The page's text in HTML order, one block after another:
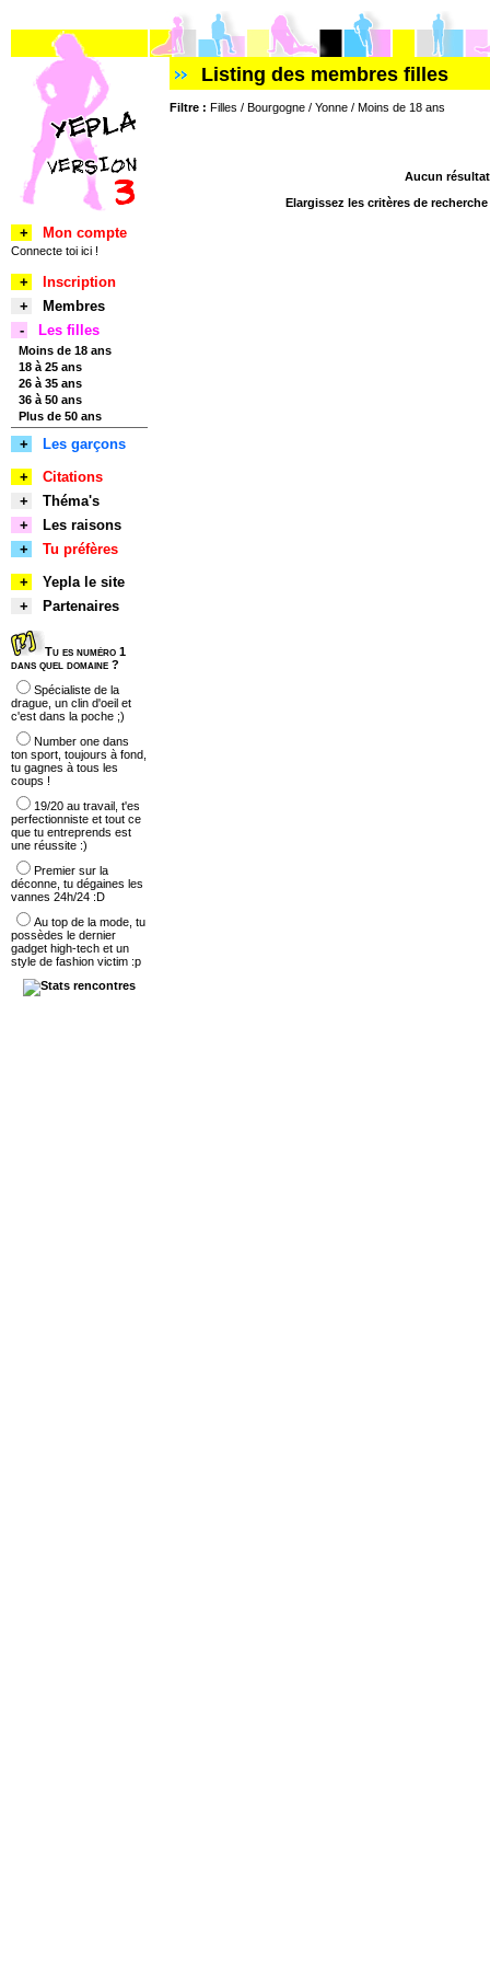
Listing des membres filles
Filtre : Filles / Bourgogne / Yonne / Moins de 18 ans
Aucun
Elargissez les critères de
+ Mon compte
Connecte toi ici !
+
Inscription
+
Membres
-
Les filles
Moins de 18 ans
18 à 25 ans
26 à 35 ans
36 à 50 ans
Plus de 50 ans
+
Les garçons
+
Citations
+
Théma's
+
Les raisons
+
Tu préfères
+
Yepla le site
+
Partenaires
Tu es numéro 1
dans quel domaine ?
Spécialiste de la
drague, un clin d'oeil et
c'est dans la poche ;)
Number one dans
ton sport, toujours à fond,
tu gagnes à tous les
coups !
19/20 au travail, t'es
perfectionniste et tout ce
que tu entreprends est
une réussite :)
Premier sur la
déconne, tu dégaines les
vannes 24h/24 :D
Au top de la mode, tu
possèdes le dernier
gadget high-tech et un
style de fashion victim :p